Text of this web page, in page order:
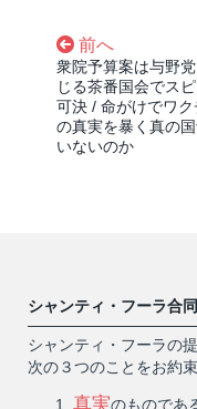
前へ
衆院予算案は与野
じる茶番国会でス
可決 / 命がけでワ
の真実を暴く真の
いないのか
シャンティ・フーラ合
シャンティ・フーラの
次の３つのことをお約束
真実のものであ